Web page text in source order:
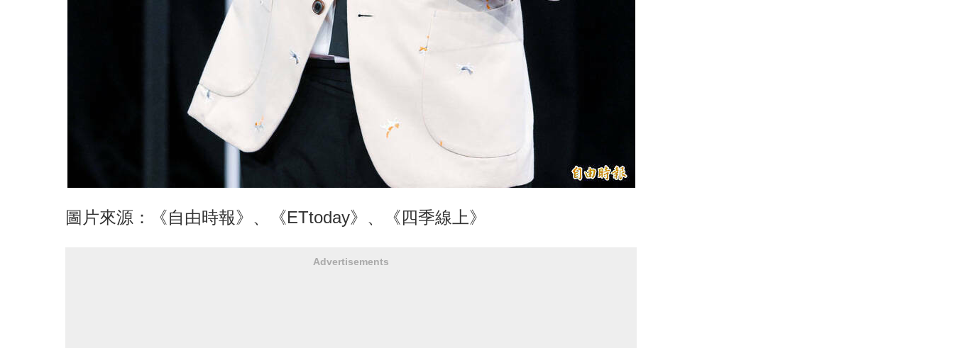
圖片來源：《自由時報》、《ETtoday》、《四季線上》
Advertisements